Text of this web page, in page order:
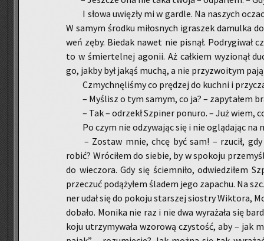
I słowa uwię­zły mi w gar­dle. Na na­szych
W samym środ­ku mi­ło­snych igra­szek da­mul­ka
weń zęby. Bie­dak nawet nie pi­snął. Po­dry­gi­wał
to w śmier­tel­nej ago­nii. Aż cał­kiem wy­zio­nął
go, jakby był jakąś muchą, a nie przy­zwo­itym
Czmych­nę­li­śmy co prę­dzej do kuch­ni i
– My­ślisz o tym samym, co ja? – za­py­ta­łem
– Tak – od­rzekł Szpi­ner po­nu­ro. – Już wiem,
Po czym nie od­zy­wa­jąc się i nie oglą­da­jąc na
– Zo­staw mnie, chcę być sam! – rzu­cił,
robić? Wró­ci­łem do sie­bie, by w spo­ko­ju
do wie­czo­ra. Gdy się ściem­ni­ło, od­wie­dzi­łem
prze­czuć po­dą­ży­łem śla­dem jego za­pa­chu. Na
ner udał się do po­ko­ju star­szej sio­stry
do­ba­ło. Mo­ni­ka nie raz i nie dwa wy­ra­ża­ła się
ko­ju utrzy­my­wa­ła wzo­ro­wą czy­stość, aby – jak